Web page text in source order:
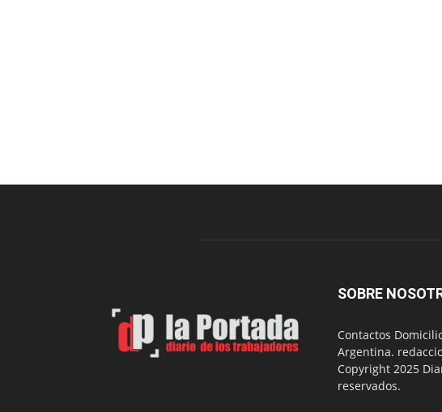
SOBRE
Contactos
Argentina.
Copyright 2025
reservados.